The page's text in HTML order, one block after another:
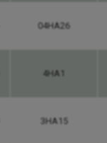
04HA26
4HA1
3HA15